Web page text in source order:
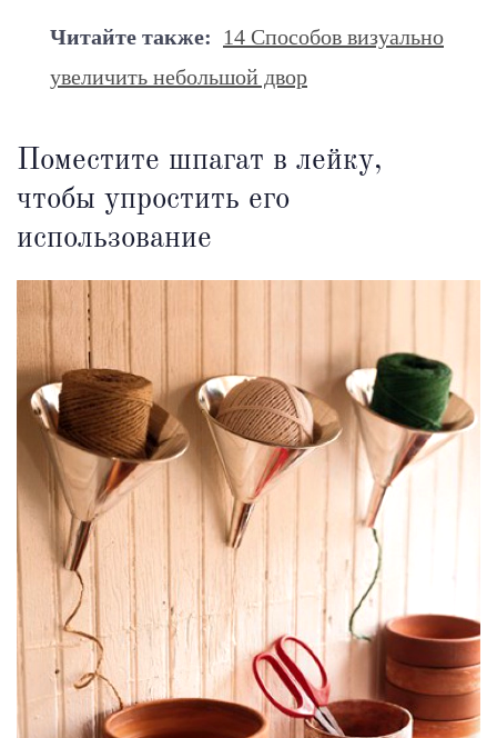
Читайте также:
14 Способов визуально
увеличить небольшой двор
Поместите шпагат в лейку,
чтобы упростить его
использование